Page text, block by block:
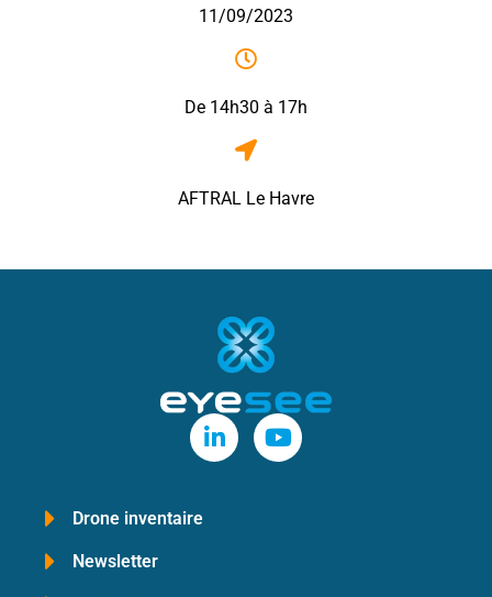
11/09/2023
De 14h30 à 17h
AFTRAL Le Havre
Drone inventaire
Newsletter